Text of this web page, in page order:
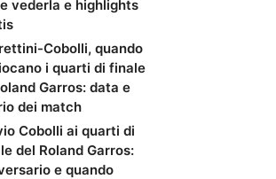
vederla e highlights
Cobolli, quando
i quarti di finale
Garros: data e
dei match
Cobolli ai quarti di
del Roland Garros:
e quando